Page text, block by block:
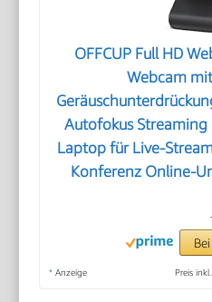
OFFCUP Full HD
Webcam
Autofokus Streaming
Laptop für Live-
Konferenz Online-
* Anzeige Preis